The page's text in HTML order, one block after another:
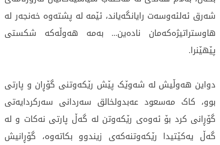
شەرق ئەلئەوسەت رایانگەیاند، ئێمە لە پشتەوە خەنجەر لە
هاوستراتیژەکەمان نادەین... بەمە هەوڵەکە شکستی
پێهێنرا.
دواین هەوڵیش لە شەوێک پێش رێکەوتنی گۆڕان و پارتی
بوو، کاک مەسعود عەبدولخالق سەردانی سەرکردایەتی
گۆڕانی کرد بۆ ئەوەی رێکەوتن لە گەڵ پارتی نەکات و لە
گەڵ یەکێتیدا رێکەوتنەکەی زیندوو بکاتەوە، گۆڕانیش